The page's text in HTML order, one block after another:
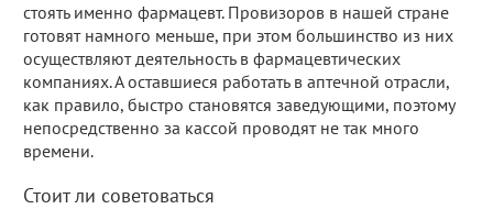
стоять именно фармацевт. Провизоров в нашей стране
готовят намного меньше, при этом большинство из них
осуществляют деятельность в фармацевтических
компаниях. А оставшиеся работать в аптечной отрасли,
как правило, быстро становятся заведующими, поэтому
непосредственно за кассой проводят не так много
времени.
Стоит ли советоваться